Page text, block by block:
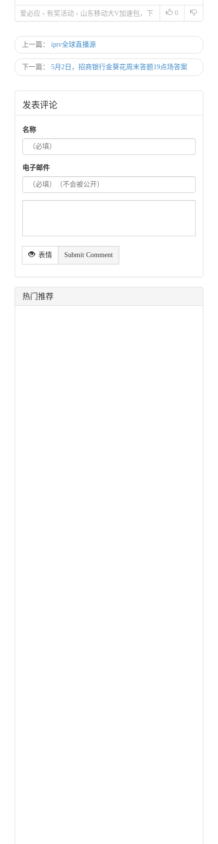
0
爱必应 › 有奖活动 › 山东移动大V加速包，下
上一篇： iptv全球直播源
下一篇： 5月2日，招商银行金葵花周末答题19点场答案
发表评论
名称
电子邮件
表情 Submit Comment
热门推荐